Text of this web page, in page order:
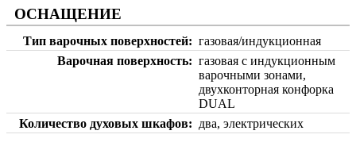
ОСНАЩЕНИЕ
Тип варочных поверхностей
газовая/индукционная
Варочная поверхность
газовая с индукционным
варочными зонами,
двухконторная конфорка
DUAL
Количество духовых шкафов
два, электрических